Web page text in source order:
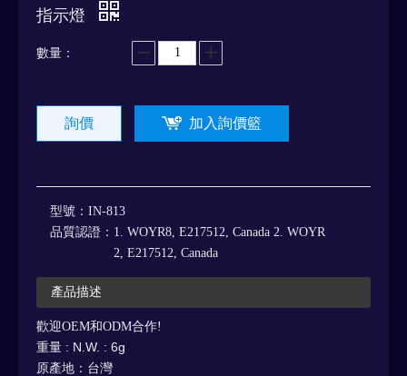
指示燈
數量：
詢價 加入詢價籃
型號： IN-813
品質認證： 1. WOYR8, E217512, Canada 2. WOYR
2, E217512, Canada
產品描述
歡迎OEM和ODM合作!
重量 : N.W. : 6g
原產地：台灣